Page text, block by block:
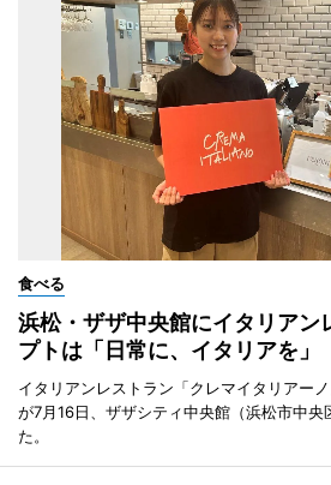
食べる
浜松・ザザ中央館にイタリア
プトは「日常に、イタリアを」
イタリアンレストラン「クレマイタリアー
が7月16日、ザザシティ中央館（浜松市中央
た。